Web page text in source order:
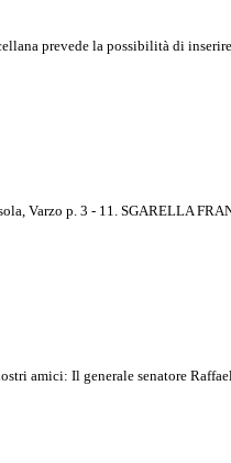
prevede la possibilità di
Varzo p. 3 - 11. SGARELLA
amici: Il generale senatore